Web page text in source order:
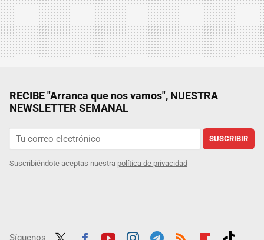
RECIBE "Arranca que nos vamos", NUESTRA
NEWSLETTER SEMANAL
SUSCRIBIR
Suscribiéndote aceptas nuestra política de privacidad
Síguenos